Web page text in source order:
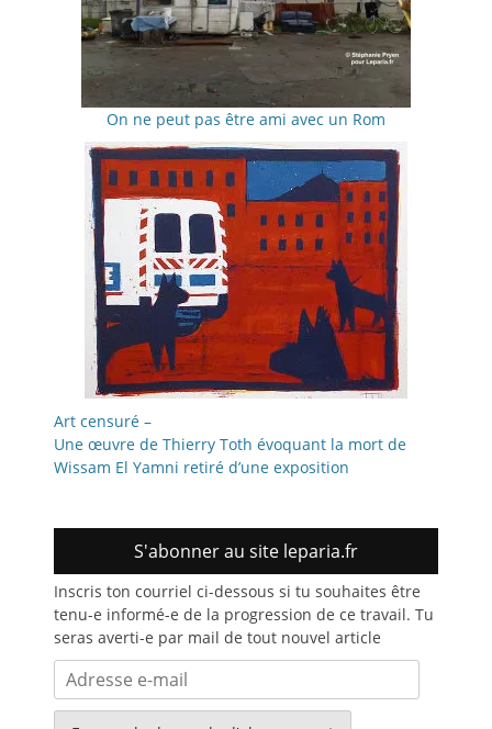
On ne peut pas être ami avec un Rom
Art censuré –
Une œuvre de Thierry Toth évoquant la mort de
Wissam El Yamni retiré d’une exposition
S'abonner au site leparia.fr
Inscris ton courriel ci-dessous si tu souhaites être
tenu-e informé-e de la progression de ce travail. Tu
seras averti-e par mail de tout nouvel article
Adresse
e-
mail